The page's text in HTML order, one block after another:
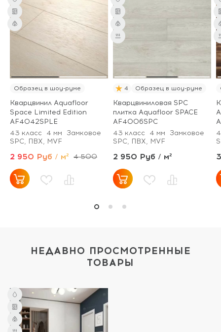
Образец в шоу-руме
Кварцвинил Aquafloor
Space Limited Edition
AF4042SPLE
43 класс
4 мм
Замковое
SPC, ПВХ, MVF
2 950 Руб / м² 4 500
4 Образец в шоу-руме
Кварцвиниловая SPC
плитка Aquafloor SPACE
AF4006SPC
43 класс
4 мм
Замковое
SPC, ПВХ, MVF
2 950 Руб / м²
НЕДАВНО ПРОСМОТРЕННЫЕ
ТОВАРЫ